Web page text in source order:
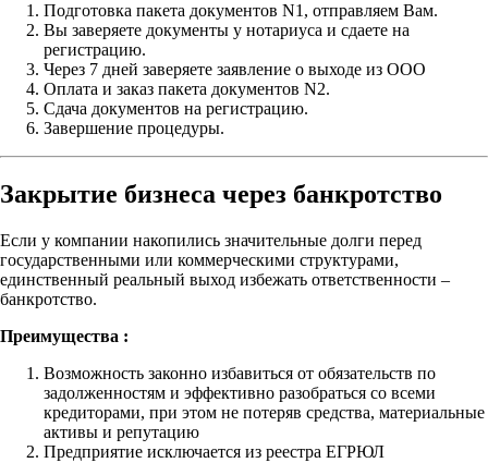
Подготовка пакета документов N1, отправляем Вам.
Вы заверяете документы у нотариуса и сдаете на
регистрацию.
Через 7 дней заверяете заявление о выходе из ООО
Оплата и заказ пакета документов N2.
Сдача документов на регистрацию.
Завершение процедуры.
Закрытие бизнеса через банкротство
Если у компании накопились значительные долги перед
государственными или коммерческими структурами,
единственный реальный выход избежать ответственности –
банкротство.
Преимущества :
Возможность законно избавиться от обязательств по
задолженностям и эффективно разобраться со всеми
кредиторами, при этом не потеряв средства, материальные
активы и репутацию
Предприятие исключается из реестра ЕГРЮЛ